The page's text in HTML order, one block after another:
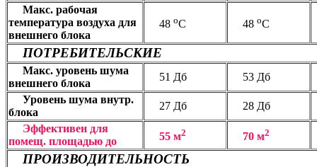
Макс. рабочая
температура воздуха для
внешнего блока
48 оС 48 оС
ПОТРЕБИТЕЛЬСКИЕ
Макс. уровень шума
внешнего блока
51 Дб 53 Дб
Уровень шума внутр.
блока
27 Дб 28 Дб
Эффективен для
помещ. площадью до
55 м2 70 м2
ПРОИЗВОДИТЕЛЬНОСТЬ